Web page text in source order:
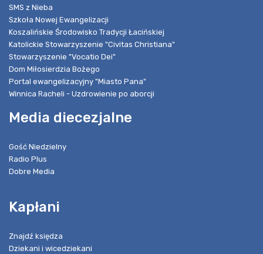
SMS z Nieba
Szkoła Nowej Ewangelizacji
Koszalińskie Środowisko Tradycji Łacińskiej
Katolickie Stowarzyszenie "Civitas Christiana"
Stowarzyszenie "Vocatio Dei"
Dom Miłosierdzia Bożego
Portal ewangelizacyjny "Miasto Pana"
Winnica Racheli - Uzdrowienie po aborcji
Media diecezjalne
Gość Niedzielny
Radio Plus
Dobre Media
Kapłani
Znajdź księdza
Dziekani i wicedziekani